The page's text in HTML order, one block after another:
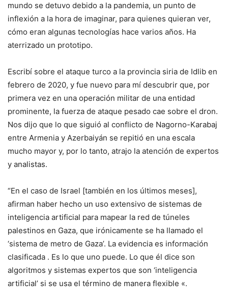
mundo se detuvo debido a la pandemia, un punto de
inflexión a la hora de imaginar, para quienes quieran ver,
cómo eran algunas tecnologías hace varios años. Ha
aterrizado un prototipo.
Escribí sobre el ataque turco a la provincia siria de Idlib en
febrero de 2020, y fue nuevo para mí descubrir que, por
primera vez en una operación militar de una entidad
prominente, la fuerza de ataque pesado cae sobre el dron.
Nos dijo que lo que siguió al conflicto de Nagorno-Karabaj
entre Armenia y Azerbaiyán se repitió en una escala
mucho mayor y, por lo tanto, atrajo la atención de expertos
y analistas.
“En el caso de Israel [también en los últimos meses],
afirman haber hecho un uso extensivo de sistemas de
inteligencia artificial para mapear la red de túneles
palestinos en Gaza, que irónicamente se ha llamado el
‘sistema de metro de Gaza’. La evidencia es información
clasificada . Es lo que uno puede. Lo que él dice son
algoritmos y sistemas expertos que son ‘inteligencia
artificial’ si se usa el término de manera flexible «.